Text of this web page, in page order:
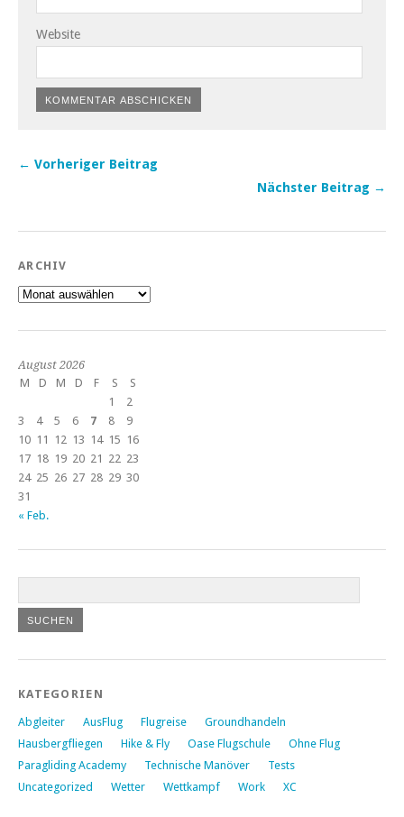
Website
← Vorheriger Beitrag
Nächster Beitrag →
ARCHIV
Archiv
August 2026
M
D M D F S
S
1
2
3
4 5 6 7 8
9
10 11 12 13 14 15 16
17 18 19 20 21 22 23
24 25 26 27 28 29 30
31
« Feb.
KATEGORIEN
Abgleiter AusFlug Flugreise
Groundhandeln
Hausbergfliegen
Hike & Fly Oase Flugschule
Ohne Flug
Paragliding Academy
Technische Manöver
Tests
Uncategorized
Wetter Wettkampf Work XC